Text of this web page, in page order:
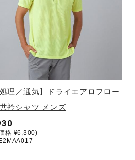
処理／通気】ドライエアロフロー
衿シャツ メンズ
格 ¥6,300)